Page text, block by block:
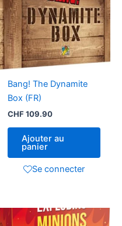
Bang! The Dynamite
Box (FR)
CHF109.90
Ajouter au
panier
Se connecter